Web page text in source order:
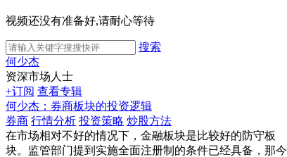
视频还没有准备好,请耐心等待
搜索
何少杰
资深市场人士
+订阅 查看专辑
何少杰：券商板块的投资逻辑
券商 行情分析 投资策略 炒股方法
在市场相对不好的情况下，金融板块是比较好的防守板
块。监管部门提到实施全面注册制的条件已经具备，那今